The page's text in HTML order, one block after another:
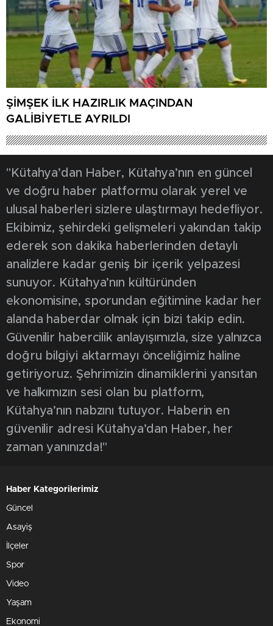
ŞİMŞEK İLK HAZIRLIK MAÇINDAN
GALİBİYETLE AYRILDI
"Kütahya’dan Haber, Kütahya’nın en güncel
ve doğru haber platformu olarak yerel ve
ulusal haberleri sizlere ulaştırmayı hedefliyor.
Ekibimiz, şehirdeki gelişmeleri yakından takip
ederek son dakika haberlerinden detaylı
analizlere kadar geniş bir içerik yelpazesi
sunuyor. Kütahya’nın kültüründen
ekonomisine, sporundan eğitimine kadar her
alanda haberdar olmak için bizi takip edin.
Güvenilir habercilik anlayışımızla, size yalnızca
doğru bilgiyi aktarmayı önceliğimiz haline
getiriyoruz. Şehrimizin dinamiklerini yansıtan
ve halkımızın sesi olan bu platform,
Kütahya’nın nabzını tutuyor. Haberin en
güvenilir adresi Kütahya’dan Haber, her
zaman yanınızda!"
Haber Kategorilerimiz
Güncel
Asayiş
İlçeler
Spor
Video
Yaşam
Ekonomi